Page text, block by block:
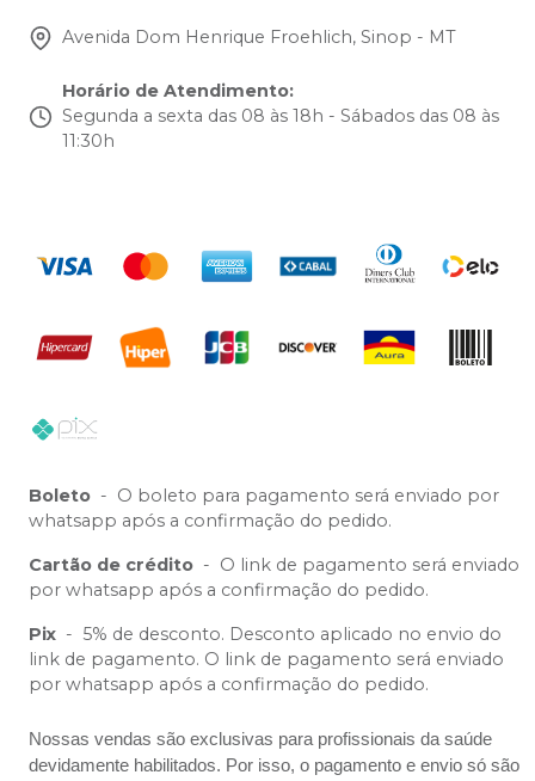
Avenida Dom Henrique Froehlich, Sinop - MT
Horário de Atendimento:
Segunda a sexta das 08 às 18h - Sábados das 08 às
11:30h
Boleto - O boleto para pagamento será enviado por
whatsapp após a confirmação do pedido.
Cartão de crédito - O link de pagamento será enviado
por whatsapp após a confirmação do pedido.
Pix - 5% de desconto. Desconto aplicado no envio do
link de pagamento. O link de pagamento será enviado
por whatsapp após a confirmação do pedido.
Nossas vendas são exclusivas para profissionais da saúde
devidamente habilitados. Por isso, o pagamento e envio só são